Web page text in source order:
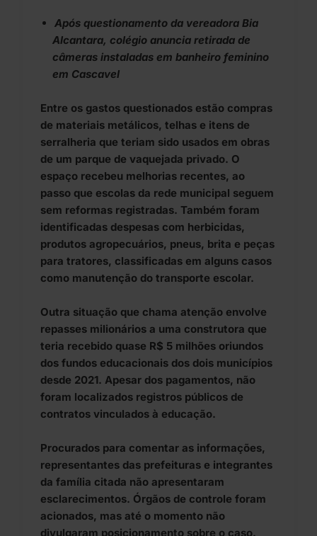
Após questionamento da vereadora Bia
Alcantara, colégio anuncia retirada de
câmeras instaladas em banheiro feminino
em Cascavel
Entre os gastos questionados estão compras
de materiais metálicos, telhas e itens de
serralheria que teriam sido usados em obras
de um parque de vaquejada privado. O
espaço recebeu melhorias recentes, ao
passo que escolas da rede municipal seguem
sem reformas registradas. Também foram
identificadas despesas com herbicidas,
produtos agropecuários, pneus, brita e peças
para tratores, classificadas em alguns casos
como manutenção do transporte escolar.
Outra situação que chama atenção envolve
repasses milionários a uma construtora que
teria recebido quase R$ 5 milhões oriundos
dos fundos educacionais dos dois municípios
desde 2021. Apesar dos pagamentos, não
foram localizados registros públicos de
contratos vinculados à educação.
Procurados para comentar as informações,
representantes das prefeituras e integrantes
da família citada não apresentaram
esclarecimentos. Órgãos de controle foram
acionados, mas até o momento não
divulgaram posicionamento sobre o caso.